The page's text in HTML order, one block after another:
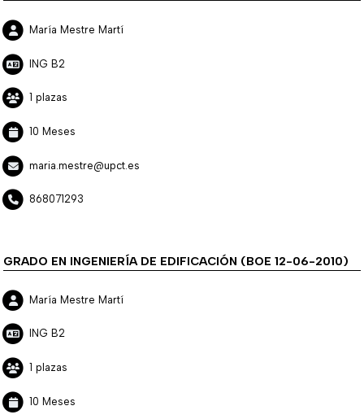
María Mestre Martí
ING B2
1 plazas
10 Meses
maria.mestre@upct.es
868071293
GRADO EN INGENIERÍA DE EDIFICACIÓN (BOE 12-06-2010)
María Mestre Martí
ING B2
1 plazas
10 Meses